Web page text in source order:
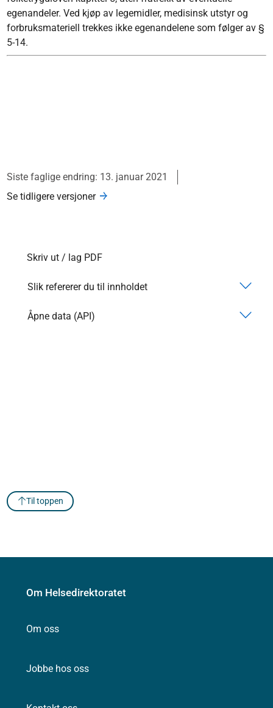
egenandeler. Ved kjøp av legemidler, medisinsk utstyr og
forbruksmateriell trekkes ikke egenandelene som følger av §
5-14.
Siste faglige endring: 13. januar 2021
Se tidligere versjoner
Skriv ut / lag PDF
Slik refererer du til innholdet
Åpne data (API)
Til toppen
Om Helsedirektoratet
Om oss
Jobbe hos oss